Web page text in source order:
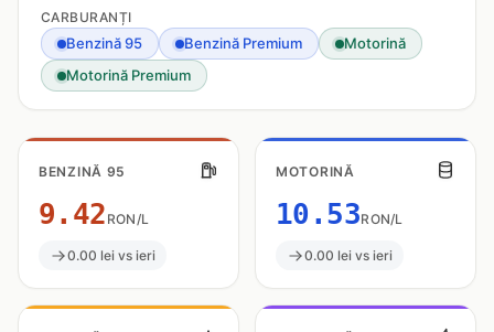
CARBURANȚI
Benzină 95 Benzină Premium
Motorină
Motorină Premium
BENZINĂ 95
9.42 RON/L
0.00 lei vs ieri
MOTORINĂ
10.53RON/L
0.00 lei vs ieri